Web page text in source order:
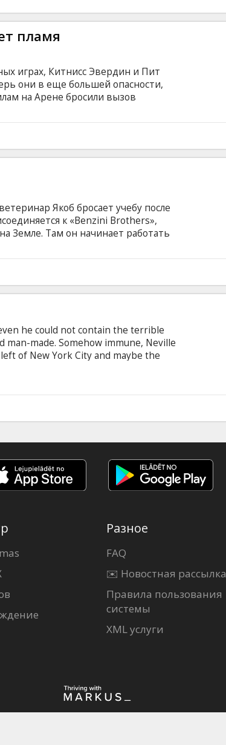
пламя
играх, Китнисс Эвердин и Пит
они в еще большей опасности,
на Арене бросили вызов
только победители
вновь выйти на Арену, где будут
меняются. Арена еще опасней,
Фильм на английском языке с
Якоб бросает учебу после
к «Benzini Brothers»,
Земле. Там он начинает работать
харизматичным, но жестоким
Robert Pattinson, Christoph
Francis Lawrence Продюсер:Gil
на английском языке с
he could not contain the terrible
made. Somehow immune, Neville
of New York City and maybe the
-- lurk in the shadows... watching
a fatal mistake.
Разное
FAQ
✉️ Новостная рассылка
Правила пользования
системы
XML услуги